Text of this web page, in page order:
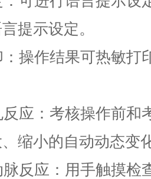
提示设定。
操作结果可热敏打
应：考核操作前和
缩小的自动动态变
反应：用手触摸检